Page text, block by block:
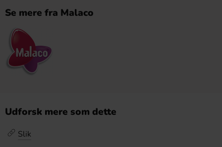
Se mere fra Malaco
Udforsk mere som dette
Slik